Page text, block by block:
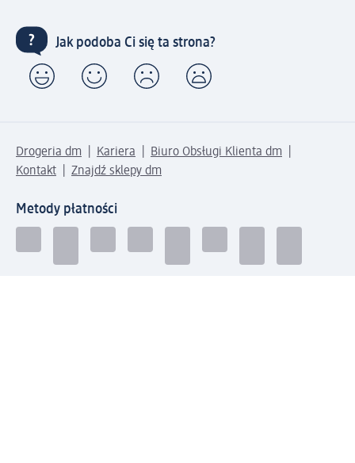
Jak podoba Ci się ta strona?
Drogeria dm Kariera
Biuro Obsługi Klienta dm
Kontakt
Znajdź sklepy dm
Metody płatności